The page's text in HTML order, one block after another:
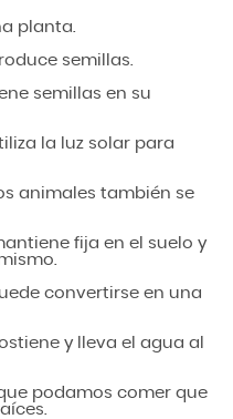
planta.
semillas.
semillas en su
la luz solar para
animales también se
fija en el suelo y
convertirse en una
y lleva el agua al
podamos comer que